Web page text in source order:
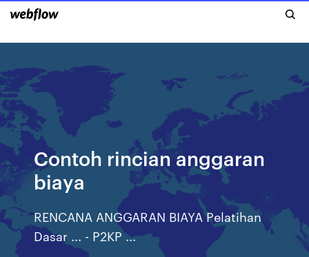
Contoh rincian anggaran
biaya
RENCANA ANGGARAN BIAYA Pelatihan
Dasar ... - P2KP ...